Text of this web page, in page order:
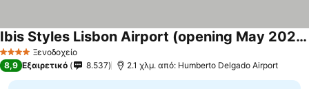
4 ΑστέριαΞενοδοχείο
Ibis Styles Lisbon Airport (opening May 2024)
Εμφάνιση τιμών
8,9 Εξαιρετικό 8.537 2.1 χλμ. από: Humberto Delgado Airport